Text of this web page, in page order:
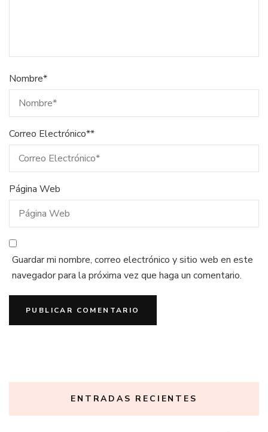
Nombre*
Correo Electrónico**
Página Web
Guardar mi nombre, correo electrónico y sitio web en este
navegador para la próxima vez que haga un comentario.
ENTRADAS RECIENTES